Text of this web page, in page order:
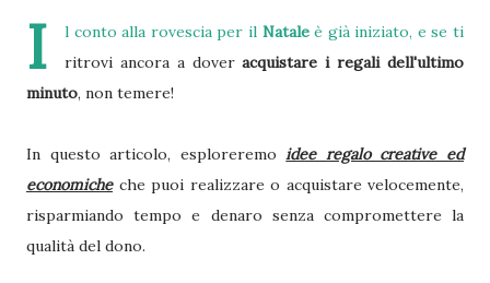
I l conto alla rovescia per il Nataleè già iniziato, e se ti
ritrovi ancora a doveracquistare i regali dell'ultimo
minuto, non temere!
In questo articolo, esploreremoidee regalo creative ed
economicheche puoi realizzare o acquistare velocemente,
risparmiando tempo e denaro senza compromettere la
qualità del dono.